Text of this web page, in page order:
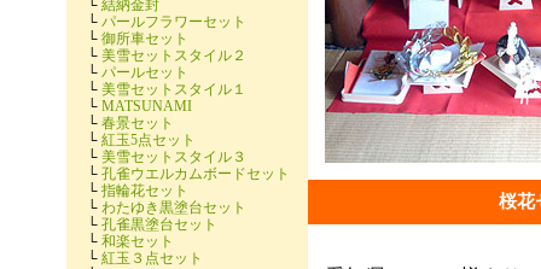
桜花
└ 結納金封
└ パールフラワーセット
└ 御所車セット
└ 美雪セットスタイル２
└ パールセット
└ 美雪セットスタイル１
└ MATSUNAMI
└ 春景セット
└ 紅玉5点セット
└ 美雪セットスタイル３
└ 孔雀ウエルカムボードセット
└ 指輪花セット
└ わたゆき黒塗台セット
└ 孔雀黒塗台セット
└ 和楽セット
└ 紅玉３点セット